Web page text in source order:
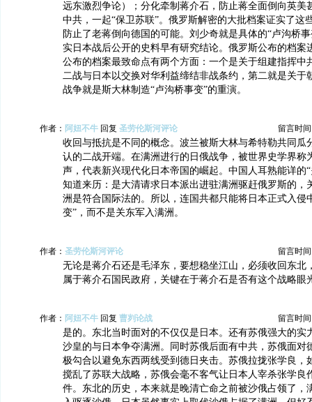
远东激烈争论）；分化牵制蒋介石，防止蒋全面倒向英美
中共，一起“保卫苏联”。俄罗斯解密的大批档案证实了这
防止了老蒋倒向德国的可能。刘少奇就是具体的“卢沟桥
实日本战后公开的史料早有研究结论。俄罗斯公布的档案
公布的档案最致命点有两个方面：一个是关于组建指挥中
二战与日本以交换对华利益缔结非战条约，第二就是关于
战争就是斯大林制造“卢沟桥事变”的重演。
作者： 阿妞不牛 回复 圣劳伦斯河评论 留言时间
收回与抵抗是不同的概念。波兰被斯大林与希特勒共同瓜
认的二战开端。在满洲进行的日俄战争，被世界史学界称
声，代表新兴现代化日本帝国的崛起。中国人耳熟能详的
知道来历：是大清请求日本派出进驻满洲驱赶俄罗斯的，
洲是符合国际法的。所以，连国共都只能将日本正式入侵
变”，而不是关东军入满洲。
作者： 圣劳伦斯河评论 留言时间
无论是蒋介石还是毛泽东，要想稳坐江山，必须收回东北
属于蒋介石国民政府，关键在于蒋介石是否有这个战略眼
作者： 阿妞不牛 回复 曹刿论战 留言时间
是的。东北当时面对的不仅仅是日本。还有苏俄强大的实
沙皇的与日本争夺满洲。同时苏俄后面有中共，苏俄面对
极勾合以避免东西两线受到德日夹击。苏俄拉拢张学良，
搅乱了苏联大战略，苏俄会毫不客气让日本人宰杀张学良
件。东北的历史，本来就是晚清亡命之前被沙俄占领了，